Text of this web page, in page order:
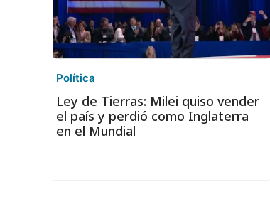
Política
Ley de Tierras: Milei quiso vender
el país y perdió como Inglaterra
en el Mundial